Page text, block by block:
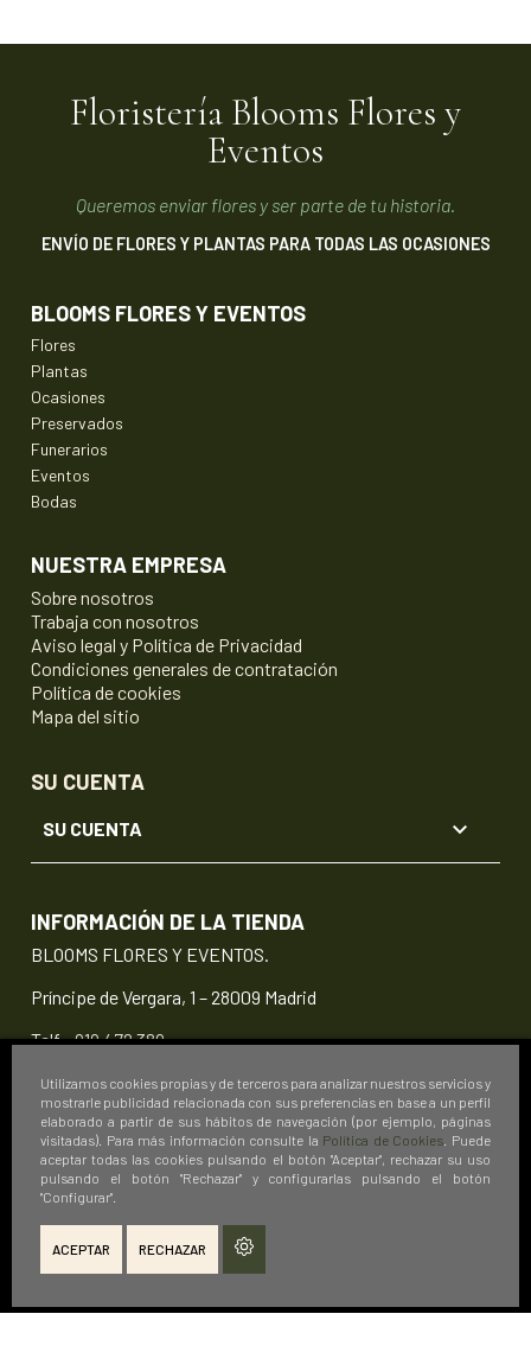
Utilizamos cookies propias y de terceros para analizar nuestros servicios y
mostrarle publicidad relacionada con sus preferencias en base a un perfil
elaborado a partir de sus hábitos de navegación (por ejemplo, páginas
visitadas). Para más información consulte la Política de Cookies . Puede
aceptar todas las cookies pulsando el botón "Aceptar", rechazar su uso
pulsando el botón "Rechazar" y configurarlas pulsando el botón
"Configurar".
ACEPTAR RECHAZAR
Floristería Blooms Flores y
Eventos
Queremos enviar flores y ser parte de tu historia.
ENVÍO DE FLORES Y PLANTAS PARA TODAS LAS OCASIONES
BLOOMS FLORES Y EVENTOS
Flores
Plantas
Ocasiones
Preservados
Funerarios
Eventos
Bodas
NUESTRA EMPRESA
Sobre nosotros
Trabaja con nosotros
Aviso legal y Política de Privacidad
Condiciones generales de contratación
Política de cookies
Mapa del sitio
SU CUENTA
SU CUENTA 
INFORMACIÓN DE LA TIENDA
BLOOMS FLORES Y EVENTOS.
Príncipe de Vergara, 1 – 28009 Madrid
Telf.:919 472 389
info@floristeriablooms.com